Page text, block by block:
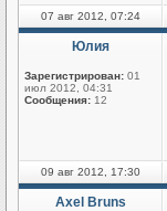
07 авг 2012, 07:24
Юлия
Зарегистрирован: 01
июл 2012, 04:31
Сообщения: 12
09 авг 2012, 17:30
Axel Bruns